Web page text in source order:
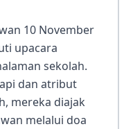
10 November
upacara
sekolah.
dan atribut
mereka diajak
melalui doa